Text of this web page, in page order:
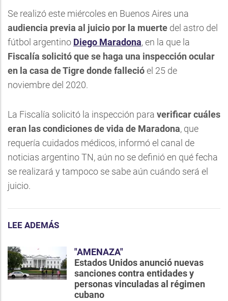
Se realizó este miércoles en Buenos Aires una
audiencia previa al juicio por la muerte del astro del
fútbol argentino Diego Maradona, en la que la
Fiscalía solicitó que se haga una inspección ocular
en la casa de Tigredonde fallecióel 25 de
noviembre del 2020.
La Fiscalía solicitó la inspección para verificar cuáles
eran las condiciones de vida de Maradona, que
requería cuidados médicos, informó el canal de
noticias argentino TN, aún no se definió en qué fecha
se realizará y tampoco se sabe aún cuándo será el
juicio.
LEE ADEMÁS
"AMENAZA"
Estados Unidos anunció nuevas
sanciones contra entidades y
personas vinculadas al régimen
cubano